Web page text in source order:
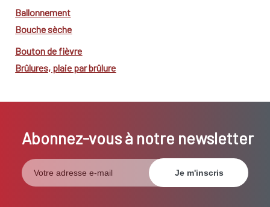
Ballonnement
Bouche sèche
Bouton de fièvre
Brûlures, plaie par brûlure
Abonnez-vous à notre newsletter